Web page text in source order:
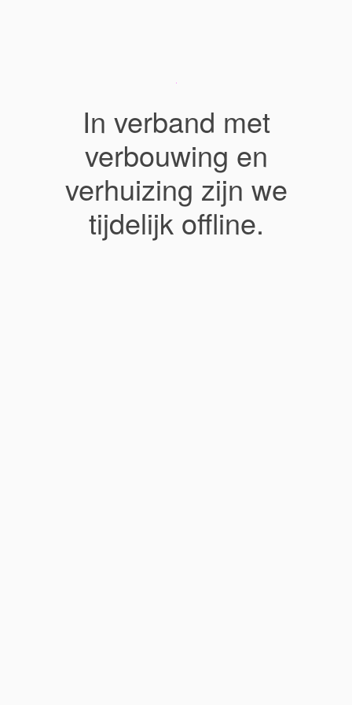
In verband met
verbouwing en
verhuizing zijn we
tijdelijk offline.